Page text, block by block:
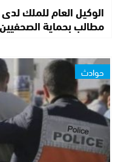
الوكيل العام للملك
مطالب بحماية
حوادث